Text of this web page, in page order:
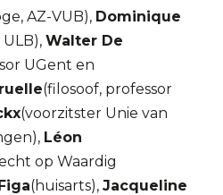
AZ-VUB), Dominique
Walter De
UGent en
(filosoof, professor
(voorzitster Unie van
Léon
op Waardig
(huisarts), Jacqueline